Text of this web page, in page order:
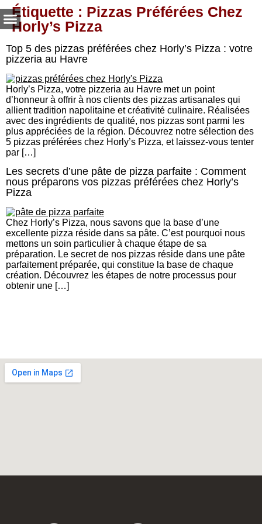
Étiquette : Pizzas Préférées Chez
Horly’s Pizza
Top 5 des pizzas préférées chez Horly’s Pizza : votre
pizzeria au Havre
Horly’s Pizza, votre pizzeria au Havre met un point
d’honneur à offrir à nos clients des pizzas artisanales qui
allient tradition napolitaine et créativité culinaire. Réalisées
avec des ingrédients de qualité, nos pizzas sont parmi les
plus appréciées de la région. Découvrez notre sélection des
5 pizzas préférées chez Horly’s Pizza, et laissez-vous tenter
par […]
Les secrets d’une pâte de pizza parfaite : Comment
nous préparons vos pizzas préférées chez Horly’s
Pizza
Chez Horly’s Pizza, nous savons que la base d’une
excellente pizza réside dans sa pâte. C’est pourquoi nous
mettons un soin particulier à chaque étape de sa
préparation. Le secret de nos pizzas réside dans une pâte
parfaitement préparée, qui constitue la base de chaque
création. Découvrez les étapes de notre processus pour
obtenir une […]